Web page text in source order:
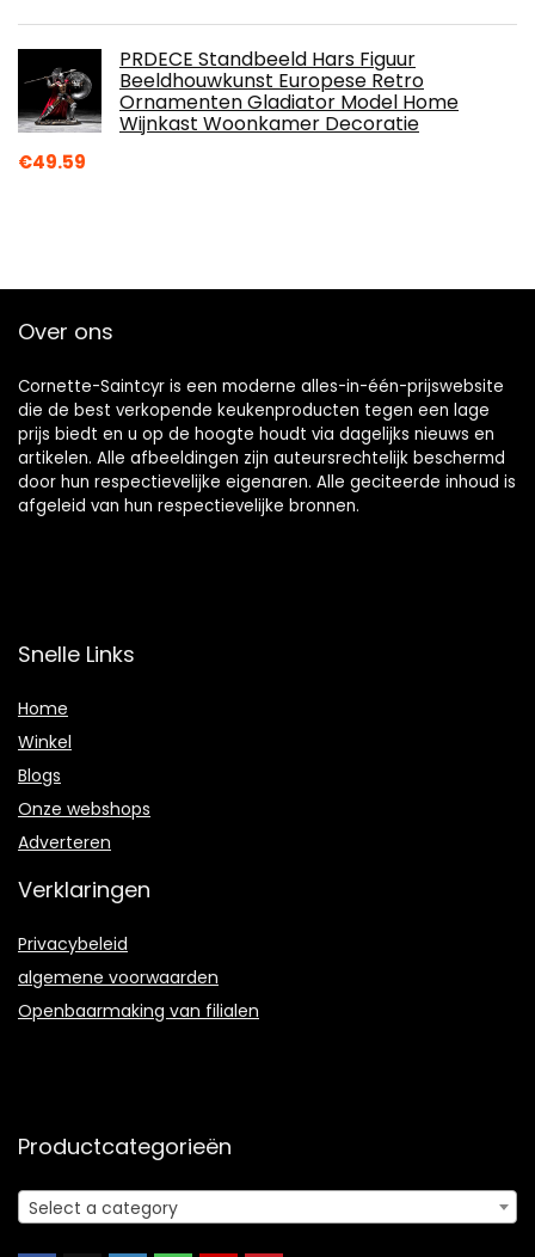
PRDECE Standbeeld Hars Figuur
Beeldhouwkunst Europese Retro
Ornamenten Gladiator Model Home
Wijnkast Woonkamer Decoratie
€49.59
Over ons
Cornette-Saintcyr is een moderne alles-in-één-prijswebsite
die de best verkopende keukenproducten tegen een lage
prijs biedt en u op de hoogte houdt via dagelijks nieuws en
artikelen. Alle afbeeldingen zijn auteursrechtelijk beschermd
door hun respectievelijke eigenaren. Alle geciteerde inhoud is
afgeleid van hun respectievelijke bronnen.
Snelle Links
Home
Winkel
Blogs
Onze webshops
Adverteren
Verklaringen
Privacybeleid
algemene voorwaarden
Openbaarmaking van filialen
Productcategorieën
Select a category